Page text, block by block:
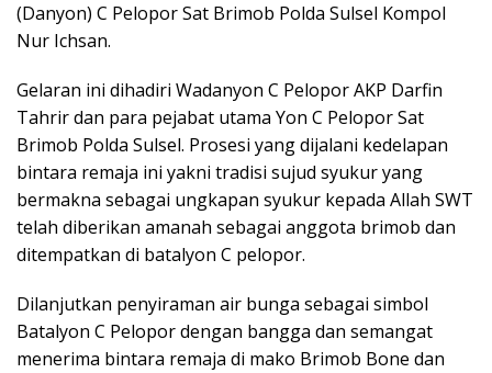
(Danyon) C Pelopor Sat Brimob Polda Sulsel Kompol
Nur Ichsan.
Gelaran ini dihadiri Wadanyon C Pelopor AKP Darfin
Tahrir dan para pejabat utama Yon C Pelopor Sat
Brimob Polda Sulsel. Prosesi yang dijalani kedelapan
bintara remaja ini yakni tradisi sujud syukur yang
bermakna sebagai ungkapan syukur kepada Allah SWT
telah diberikan amanah sebagai anggota brimob dan
ditempatkan di batalyon C pelopor.
Dilanjutkan penyiraman air bunga sebagai simbol
Batalyon C Pelopor dengan bangga dan semangat
menerima bintara remaja di mako Brimob Bone dan